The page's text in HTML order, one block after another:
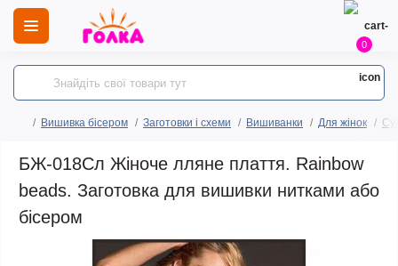
0
Вишивка бісером Заготовки і схеми Вишиванки Для жінок
БЖ-018Сл Жіноче лляне плаття. Rainbow
beads. Заготовка для вишивки нитками або
бісером